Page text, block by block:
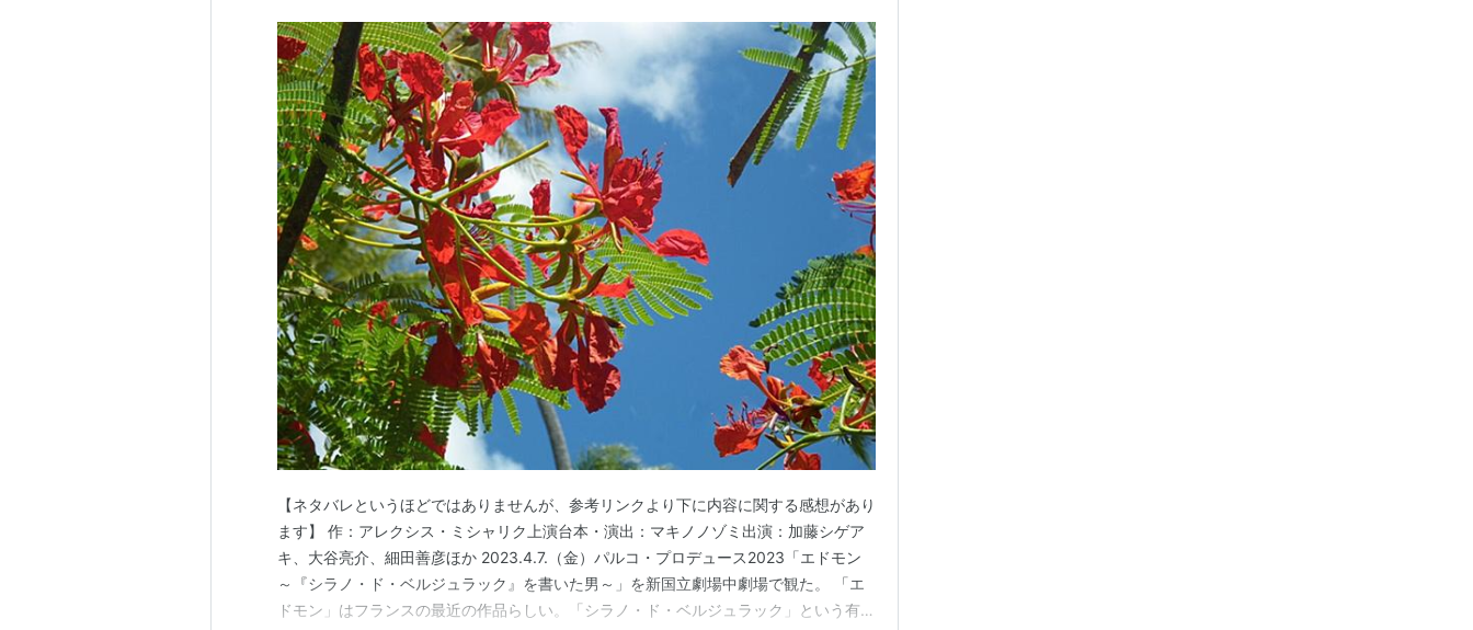
【ネタバレというほどではありませんが、参考リンクより下に内容に関する感想があり
ます】 作：アレクシス・ミシャリク上演台本・演出：マキノノゾミ出演：加藤シゲア
キ、大谷亮介、細田善彦ほか 2023.4.7.（金）パルコ・プロデュース2023「エドモン
～『シラノ・ド・ベルジュラック』を書いた男～」を新国立劇場中劇場で観た。 「エ
ドモン」はフランスの最近の作品らしい。「シラノ・ド・ベルジュラック」という有名